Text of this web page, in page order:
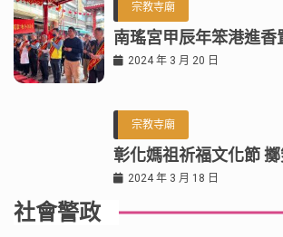
宗教寺廟
南瑤宮甲辰年笨港進香
2024 年 3 月 20 日
宗教寺廟
彰化媽祖祈福文化節 擲
2024 年 3 月 18 日
社會警政